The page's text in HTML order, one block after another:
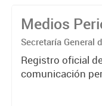
Medios
Secretaría General
de Relaciones
Registro oficial
comunicación